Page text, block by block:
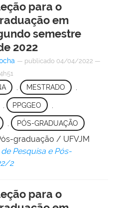
para o
em
semestre
2022
— publicado 04/04/2022 —
MESTRADO
PPGGEO
PÓS-GRADUAÇÃO
graduação / UFVJM
Pesquisa e Pós-
2
para o